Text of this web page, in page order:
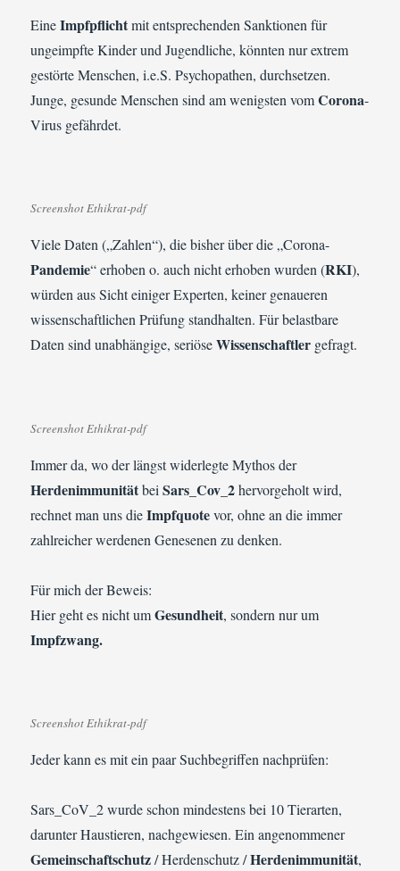
EineImpfpflichtmit entsprechenden Sanktionen für
ungeimpfte Kinder und Jugendliche, könnten nur extrem
gestörte Menschen, i.e.S. Psychopathen, durchsetzen.
Junge, gesunde Menschen sind am wenigsten vomCorona-
Virus gefährdet.
Screenshot Ethikrat-pdf
Viele Daten („Zahlen“), die bisher über die „Corona-
Pandemie“ erhoben o. auch nicht erhoben wurden (RKI),
würden aus Sicht einiger Experten, keiner genaueren
wissenschaftlichen Prüfung standhalten. Für belastbare
Daten sind unabhängige, seriöseWissenschaftler gefragt.
Screenshot Ethikrat-pdf
Immer da, wo der längst widerlegte Mythos der
HerdenimmunitätbeiSars_Cov_2hervorgeholt wird,
rechnet man uns dieImpfquotevor, ohne an die immer
zahlreicher werdenen Genesenen zu denken.
Für mich der Beweis:
Hier geht es nicht umGesundheit, sondern nur um
Impfzwang.
Screenshot Ethikrat-pdf
Jeder kann es mit ein paar Suchbegriffen nachprüfen:
Sars_CoV_2 wurde schon mindestens bei 10 Tierarten,
darunter Haustieren, nachgewiesen. Ein angenommener
Gemeinschaftschutz/ Herdenschutz /Herdenimmunität,